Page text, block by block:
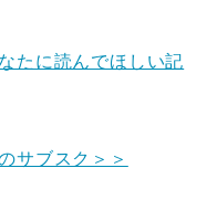
たに読んでほしい記
サブスク＞＞